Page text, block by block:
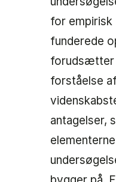
for empirisk
funderede
forudsætter
forståelse
antagelser,